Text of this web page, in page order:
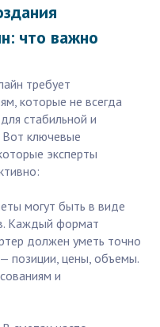
что важно
требует
которые не всегда
стабильной и
Вот ключевые
эксперты
могут быть в виде
Каждый формат
должен уметь точно
позиции, цены, объемы.
и